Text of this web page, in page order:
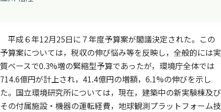
平成６年12月25日に７年度予算案が閣議決定された。この
予算案については，税収の伸び悩み等を反映し，全般的には実
質ベースで0.3%増の緊縮型予算であったが，環境庁全体では
714.6億円が計上され，41.4億円の増額，6.1%の伸びを示し
た。国立環境研究所については，現在，建築中の新実験棟及び
その付属施設・機器の運転経費，地球観測プラットフォーム技